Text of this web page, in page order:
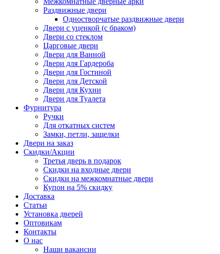
Раздвижные двери
Одностворчатые раздвижные двери
Двери с уценкой (с браком)
Двери со стеклом
Царговые двери
Двери для Ванной
Двери для Гардероба
Двери для Гостиной
Двери для Детской
Двери для Кухни
Двери для Туалета
Фурнитура
Ручки
Для откатных систем
Замки, петли, защелки
Двери на заказ
Скидки/Акции
Третья дверь в подарок
Скидки на входные двери
Скидки на межкомнатные двери
Купон на 5% скидку
Доставка
Статьи
Установка дверей
Оптовикам
Контакты
О нас
Наши вакансии